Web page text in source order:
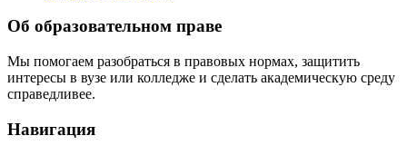
Об образовательном праве
Мы помогаем разобраться в правовых нормах, защитить
интересы в вузе или колледже и сделать академическую среду
справедливее.
Навигация